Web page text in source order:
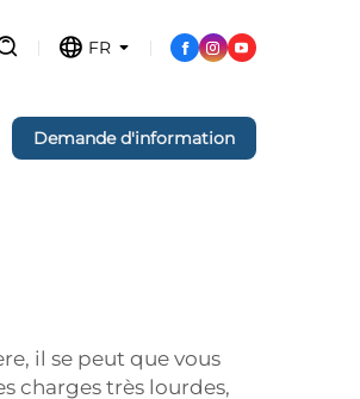
FR
Demande d'information
il se peut que vous
charges très lourdes,